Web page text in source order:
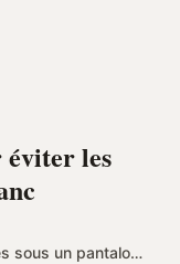
les
Quelle culotte porter pour éviter les traces sous un pantalon blanc